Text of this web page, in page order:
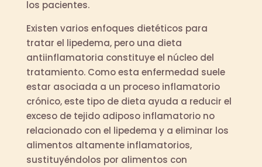
los pacientes.
Existen varios enfoques dietéticos para
tratar el lipedema, pero una dieta
antiinflamatoria constituye el núcleo del
tratamiento. Como esta enfermedad suele
estar asociada a un proceso inflamatorio
crónico, este tipo de dieta ayuda a reducir el
exceso de tejido adiposo inflamatorio no
relacionado con el lipedema y a eliminar los
alimentos altamente inflamatorios,
sustituyéndolos por alimentos con